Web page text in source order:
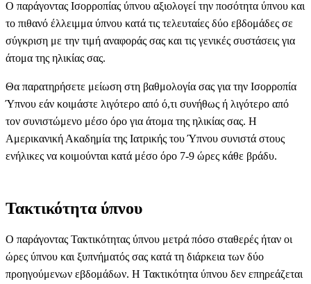
Ο παράγοντας Ισορροπίας ύπνου αξιολογεί την ποσότητα ύπνου και
το πιθανό έλλειμμα ύπνου κατά τις τελευταίες δύο εβδομάδες σε
σύγκριση με την τιμή αναφοράς σας και τις γενικές συστάσεις για
άτομα της ηλικίας σας.
Θα παρατηρήσετε μείωση στη βαθμολογία σας για την Ισορροπία
Ύπνου εάν κοιμάστε λιγότερο από ό,τι συνήθως ή λιγότερο από
τον συνιστώμενο μέσο όρο για άτομα της ηλικίας σας. Η
Αμερικανική Ακαδημία της Ιατρικής του Ύπνου συνιστά στους
ενήλικες να κοιμούνται κατά μέσο όρο 7-9 ώρες κάθε βράδυ.
Τακτικότητα ύπνου
Ο παράγοντας Τακτικότητας ύπνου μετρά πόσο σταθερές ήταν οι
ώρες ύπνου και ξυπνήματός σας κατά τη διάρκεια των δύο
προηγούμενων εβδομάδων. Η Τακτικότητα ύπνου δεν επηρεάζεται